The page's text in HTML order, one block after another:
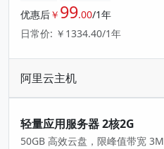
优惠后￥ 99.00/1年
日常价: ￥1334.40/1年
阿里云主机
轻量应用服务器 2核2G
50GB 高效云盘，限峰值带宽 3M